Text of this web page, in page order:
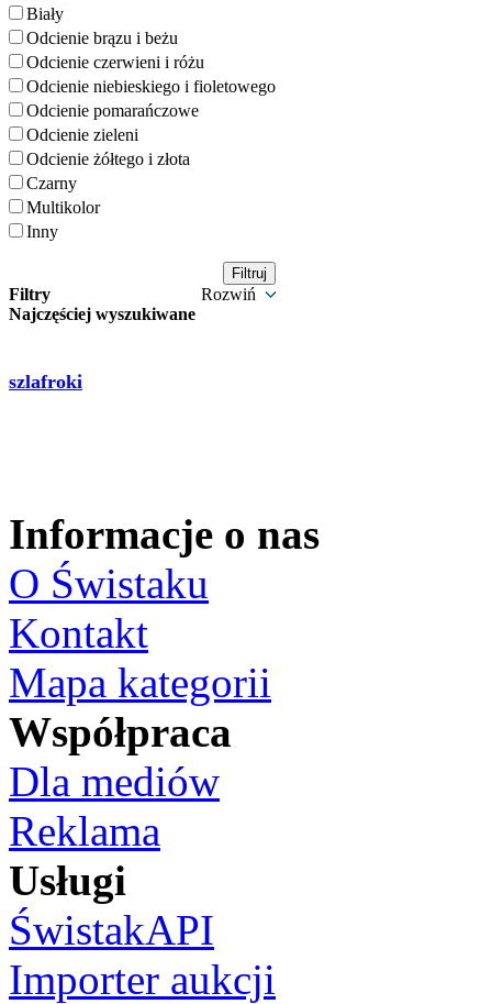
Biały
Odcienie brązu i beżu
Odcienie czerwieni i różu
Odcienie niebieskiego i fioletowego
Odcienie pomarańczowe
Odcienie zieleni
Odcienie żółtego i złota
Czarny
Multikolor
Inny
Filtry
Rozwiń
Najczęściej wyszukiwane
szlafroki
Informacje o nas
O Świstaku
Kontakt
Mapa kategorii
Współpraca
Dla mediów
Reklama
Usługi
ŚwistakAPI
Importer aukcji